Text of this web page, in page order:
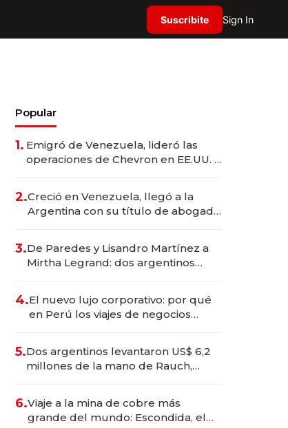
Suscribite Sign In
Popular
1. Emigró de Venezuela, lideró las
operaciones de Chevron en EE.UU. y
2.Creció en Venezuela, llegó a la
Argentina con su título de abogado
marcas "fast premium"
3.De Paredes y Lisandro Martínez a
Mirtha Legrand: dos argentinos
4.El nuevo lujo corporativo: por qué
en Perú los viajes de negocios
transformadoras
5.Dos argentinos levantaron US$ 6,2
millones de la mano de Rauch,
6.Viaje a la mina de cobre más
grande del mundo: Escondida, el